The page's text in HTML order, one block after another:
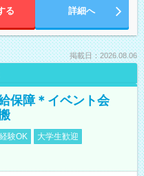
る 詳細へ
掲載日：2026.08.06
保障＊イベント会
験OK
大学生歓迎